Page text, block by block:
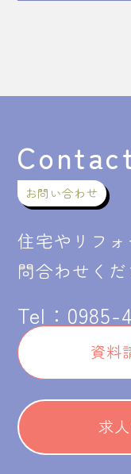
お問い合わせ
住宅やリフ
問合わせくだ
Tel： 0985-
資料
求